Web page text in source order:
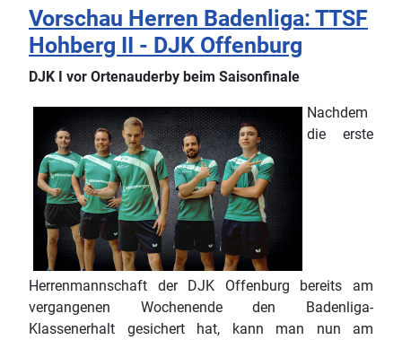
Vorschau Herren Badenliga: TTSF
Hohberg II - DJK Offenburg
DJK I vor Ortenauderby beim Saisonfinale
Nachdem
die erste
Herrenmannschaft der DJK Offenburg bereits am
vergangenen Wochenende den Badenliga-
Klassenerhalt gesichert hat, kann man nun am